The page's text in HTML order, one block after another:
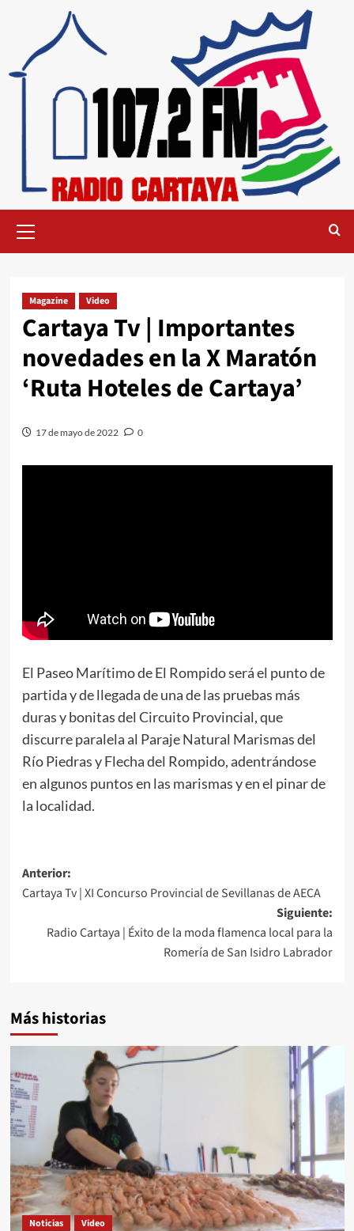
Magazine Video
Cartaya Tv | Importantes
novedades en la X Maratón
‘Ruta Hoteles de Cartaya’
17 de mayo de 2022 0
El Paseo Marítimo de El Rompido será el punto de
partida y de llegada de una de las pruebas más
duras y bonitas del Circuito Provincial, que
discurre paralela al Paraje Natural Marismas del
Río Piedras y Flecha del Rompido, adentrándose
en algunos puntos en las marismas y en el pinar de
la localidad.
Anterior:
Cartaya Tv | XI Concurso Provincial de Sevillanas de AECA
Siguiente:
Radio Cartaya | Éxito de la moda flamenca local para la
Romería de San Isidro Labrador
Más historias
Noticias Video